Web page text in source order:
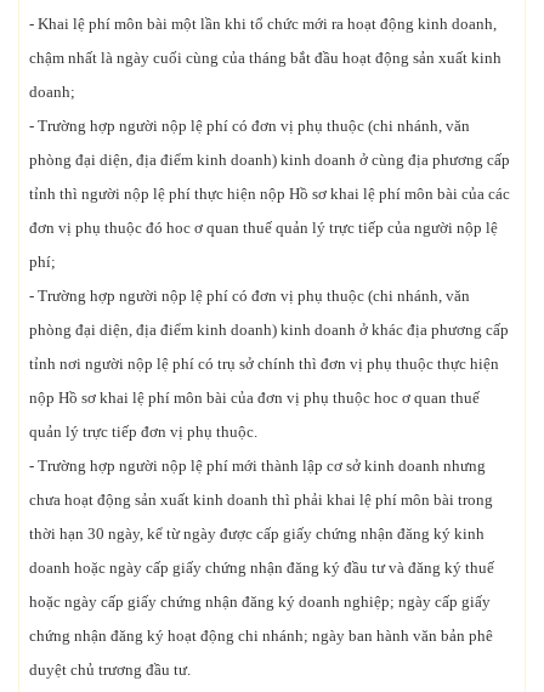
- Khai lệ phí môn bài một lần khi tổ chức mới ra hoạt động kinh doanh,
chậm nhất là ngày cuối cùng của tháng bắt đầu hoạt động sản xuất kinh
doanh;
- Trường hợp người nộp lệ phí có đơn vị phụ thuộc (chi nhánh, văn
phòng đại diện, địa điểm kinh doanh) kinh doanh ở cùng địa phương cấp
tỉnh thì người nộp lệ phí thực hiện nộp Hồ sơ khai lệ phí môn bài của các
đơn vị phụ thuộc đó hoc ơ quan thuế quản lý trực tiếp của người nộp lệ
phí;
- Trường hợp người nộp lệ phí có đơn vị phụ thuộc (chi nhánh, văn
phòng đại diện, địa điểm kinh doanh) kinh doanh ở khác địa phương cấp
tỉnh nơi người nộp lệ phí có trụ sở chính thì đơn vị phụ thuộc thực hiện
nộp Hồ sơ khai lệ phí môn bài của đơn vị phụ thuộc hoc ơ quan thuế
quản lý trực tiếp đơn vị phụ thuộc.
- Trường hợp người nộp lệ phí mới thành lập cơ sở kinh doanh nhưng
chưa hoạt động sản xuất kinh doanh thì phải khai lệ phí môn bài trong
thời hạn 30 ngày, kể từ ngày được cấp giấy chứng nhận đăng ký kinh
doanh hoặc ngày cấp giấy chứng nhận đăng ký đầu tư và đăng ký thuế
hoặc ngày cấp giấy chứng nhận đăng ký doanh nghiệp; ngày cấp giấy
chứng nhận đăng ký hoạt động chi nhánh; ngày ban hành văn bản phê
duyệt chủ trương đầu tư.